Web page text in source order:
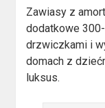
Zawiasy z
dodatkowe
drzwiczkami i
domach z
luksus.